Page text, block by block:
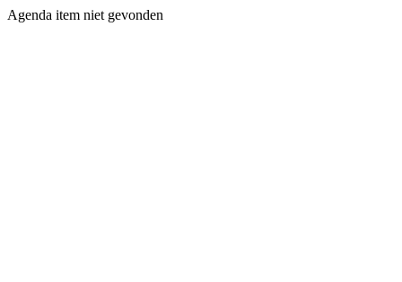
Agenda item niet gevonden